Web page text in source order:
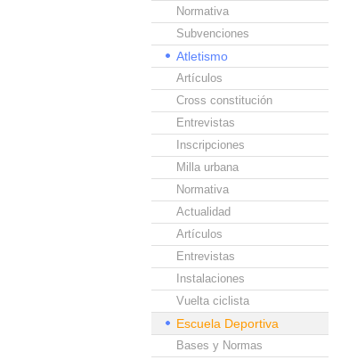
Normativa
Subvenciones
Atletismo
Artículos
Cross constitución
Entrevistas
Inscripciones
Milla urbana
Normativa
Actualidad
Artículos
Entrevistas
Instalaciones
Vuelta ciclista
Escuela Deportiva
Bases y Normas